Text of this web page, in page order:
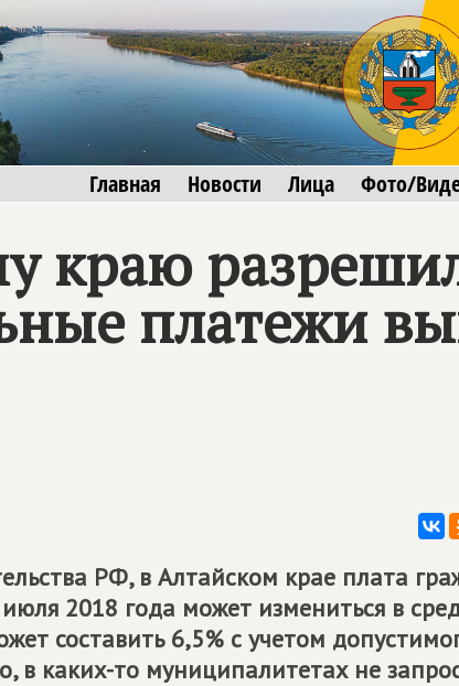
Главная Новости Лица Фото/
краю
платежи
РФ, в Алтайском крае плата
2018 года может измениться в
составить 6,5% с учетом
в каких-то муниципалитетах не